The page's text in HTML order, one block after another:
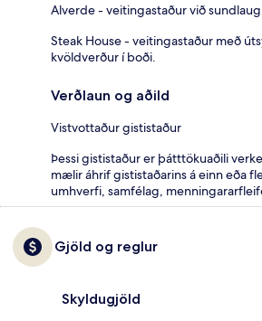
Alverde - veitingastaður við
Steak House - veitingastaður með
kvöldverður í boði.
Verðlaun og aðild
Vistvottaður gististaður
Þessi gististaður er þátttökuaðili
mælir áhrif gististaðarins á einn eða
umhverfi, samfélag,
Gjöld og reglur
Skyldugjöld